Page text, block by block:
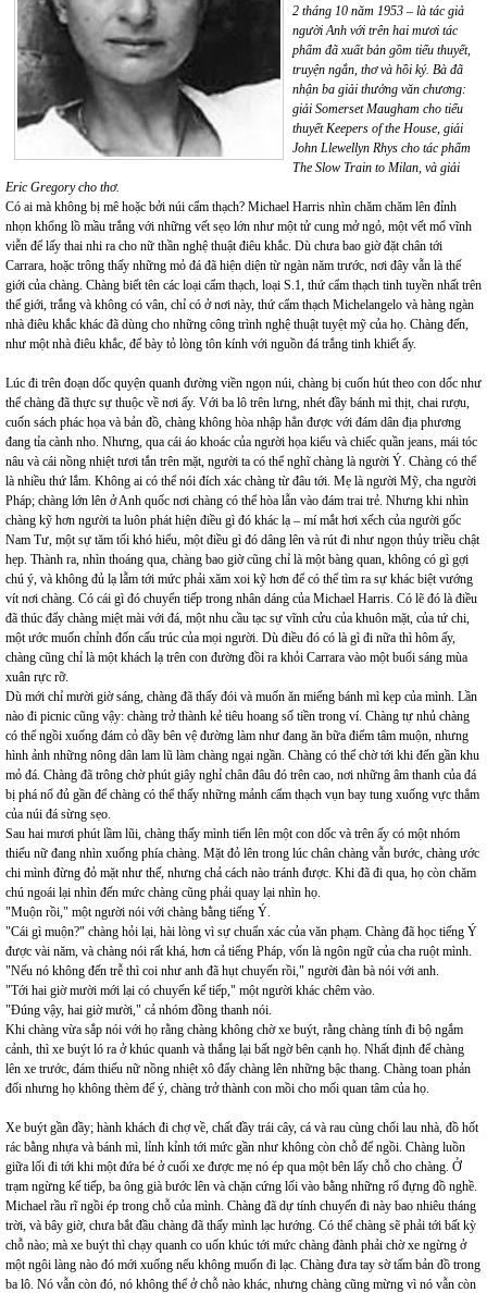
2 tháng 10 năm 1953 – là tác giả
người Anh với trên hai mươi tác
phẩm đã xuất bản gồm tiểu thuyết,
truyện ngắn, thơ và hồi ký. Bà đã
nhận ba giải thưởng văn chương:
giải Somerset Maugham cho tiểu
thuyết Keepers of the House, giải
John Llewellyn Rhys cho tác phẩm
The Slow Train to Milan, và giải
Eric Gregory cho thơ.
Có ai mà không bị mê hoặc bởi núi cẩm thạch? Michael Harris nhìn chăm chăm lên đỉnh
nhọn khổng lồ mầu trắng với những vết sẹo lớn như một tử cung mở ngỏ, một vết mổ vĩnh
viễn để lấy thai nhi ra cho nữ thần nghệ thuật điêu khắc. Dù chưa bao giờ đặt chân tới
Carrara, hoặc trông thấy những mỏ đá đã hiện diện từ ngàn năm trước, nơi đây vẫn là thế
giới của chàng. Chàng biết tên các loại cẩm thạch, loại S.1, thứ cẩm thạch tinh tuyền nhất trên
thế giới, trắng và không có vân, chỉ có ở nơi này, thứ cẩm thạch Michelangelo và hàng ngàn
nhà điêu khắc khác đã dùng cho những công trình nghệ thuật tuyệt mỹ của họ. Chàng đến,
như một nhà điêu khắc, để bày tỏ lòng tôn kính với nguồn đá trắng tinh khiết ấy.
Lúc đi trên đoạn dốc quyện quanh đường viền ngọn núi, chàng bị cuốn hút theo con dốc như
thể chàng đã thực sự thuộc về nơi ấy. Với ba lô trên lưng, nhét đầy bánh mì thịt, chai rượu,
cuốn sách phác họa và bản đồ, chàng không hòa nhập hẳn được với đám dân địa phương
đang tỉa cành nho. Nhưng, qua cái áo khoác của người họa kiểu và chiếc quần jeans, mái tóc
nâu và cái nồng nhiệt tươi tắn trên mặt, người ta có thể nghĩ chàng là người Ý. Chàng có thể
là nhiều thứ lắm. Không ai có thể nói đích xác chàng từ đâu tới. Mẹ là người Mỹ, cha người
Pháp; chàng lớn lên ở Anh quốc nơi chàng có thể hòa lẫn vào đám trai trẻ. Nhưng khi nhìn
chàng kỹ hơn người ta luôn phát hiện điều gì đó khác lạ – mí mắt hơi xếch của người gốc
Nam Tư, một sự tăm tối khó hiểu, một điều gì đó dâng lên và rút đi như ngọn thủy triều chật
hẹp. Thành ra, nhìn thoáng qua, chàng bao giờ cũng chỉ là một bàng quan, không có gì gợi
chú ý, và không đủ lạ lẫm tới mức phải xăm xoi kỹ hơn để có thể tìm ra sự khác biệt vướng
vít nơi chàng. Có cái gì đó chuyển tiếp trong nhân dáng của Michael Harris. Có lẽ đó là điều
đã thúc đẩy chàng miệt mài với đá, một nhu cầu tạc sự vĩnh cửu của khuôn mặt, của tứ chi,
một ước muốn chỉnh đốn cấu trúc của mọi người. Dù điều đó có là gì đi nữa thì hôm ấy,
chàng cũng chỉ là một khách lạ trên con đường đồi ra khỏi Carrara vào một buổi sáng mùa
xuân rực rỡ.
Dù mới chỉ mười giờ sáng, chàng đã thấy đói và muốn ăn miếng bánh mì kẹp của mình. Lần
nào đi picnic cũng vậy: chàng trở thành kẻ tiêu hoang số tiền trong ví. Chàng tự nhủ chàng
có thể ngồi xuống đám cỏ dầy bên vệ đường làm như đang ăn bữa điểm tâm muộn, nhưng
hình ảnh những nông dân lam lũ làm chàng ngại ngần. Chàng có thể chờ tới khi đến gần khu
mỏ đá. Chàng đã trông chờ phút giây nghỉ chân đâu đó trên cao, nơi những âm thanh của đá
bị phá nổ đủ gần để chàng có thể thấy những mảnh cẩm thạch vụn bay tung xuống vực thẳm
của núi đá sừng sẹo.
Sau hai mươi phút lầm lũi, chàng thấy mình tiến lên một con dốc và trên ấy có một nhóm
thiếu nữ đang nhìn xuống phía chàng. Mặt đỏ lên trong lúc chân chàng vẫn bước, chàng ước
chi mình đừng đỏ mặt như thế, nhưng chả cách nào tránh được. Khi đã đi qua, họ còn chăm
chú ngoái lại nhìn đến mức chàng cũng phải quay lại nhìn họ.
"Muộn rồi," một người nói với chàng bằng tiếng Ý.
"Cái gì muộn?" chàng hỏi lại, hài lòng vì sự chuẩn xác của văn phạm. Chàng đã học tiếng Ý
được vài năm, và chàng nói rất khá, hơn cả tiếng Pháp, vốn là ngôn ngữ của cha ruột mình.
"Nếu nó không đến trễ thì coi như anh đã hụt chuyến rồi," người đàn bà nói với anh.
"Tới hai giờ mười mới lại có chuyến kế tiếp," một người khác chêm vào.
"Đúng vậy, hai giờ mười," cả nhóm đồng thanh nói.
Khi chàng vừa sắp nói với họ rằng chàng không chờ xe buýt, rằng chàng tính đi bộ ngắm
cảnh, thì xe buýt ló ra ở khúc quanh và thắng lại bất ngờ bên cạnh họ. Nhất định để chàng
lên xe trước, đám thiếu nữ nồng nhiệt xô đẩy chàng lên những bậc thang. Chàng toan phản
đối nhưng họ không thèm để ý, chàng trở thành con mồi cho mối quan tâm của họ.
Xe buýt gần đầy; hành khách đi chợ về, chất đầy trái cây, cá và rau cùng chổi lau nhà, đồ hốt
rác bằng nhựa và bánh mì, lỉnh kỉnh tới mức gần như không còn chỗ để ngồi. Chàng luồn
giữa lối đi tới khi một đứa bé ở cuối xe được mẹ nó ép qua một bên lấy chỗ cho chàng. Ở
trạm ngừng kế tiếp, ba ông già bước lên và chặn cứng lối vào bằng những rổ đựng đồ nghề.
Michael rầu rĩ ngồi ép trong chỗ của mình. Chàng đã dự tính chuyến đi này bao nhiêu tháng
trời, và bây giờ, chưa bắt đầu chàng đã thấy mình lạc hướng. Có thể chàng sẽ phải tới bất kỳ
chỗ nào; mà xe buýt thì chạy quanh co uốn khúc tới mức chàng đành phải chờ xe ngừng ở
một ngôi làng nào đó mới xuống nếu không muốn đi lạc. Chàng đưa tay sờ tấm bản đồ trong
ba lô. Nó vẫn còn đó, nó không thể ở chỗ nào khác, nhưng chàng cũng mừng vì nó vẫn còn